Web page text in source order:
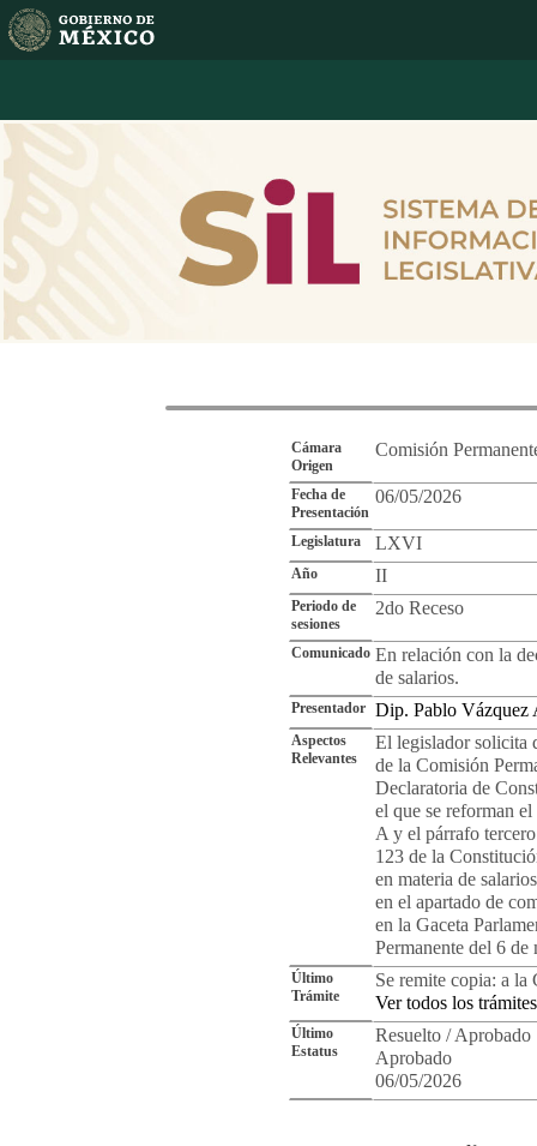
Cámara
Origen
Comisión
Fecha de
Presentación
06/05/2026
Legislatura LXVI
Año II
Periodo de
sesiones
2do Receso
Comunicado En relación con la
de salarios.
Presentador Dip. Pablo Vázquez
Aspectos
Relevantes
El legislador solicita
de la Comisión
Declaratoria de
el que se reforman
A y el párrafo
123 de la
en materia de
en el apartado de
en la Gaceta
Permanente del 6 de
Último
Trámite
Se remite copia: a la
Ver todos los trámites
Último
Estatus
Resuelto / Aprobado
Aprobado
06/05/2026